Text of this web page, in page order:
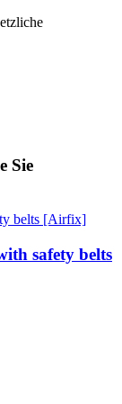
Sie
safety belts